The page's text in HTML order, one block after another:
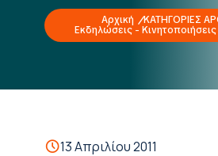
Αρχική
ΚΑΤΗΓΟΡΙΕΣ
Εκδηλώσεις - Κινητοποιήσεις
13 Απριλίου 2011